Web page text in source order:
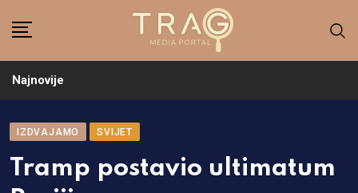
Najnovije
IZDVAJAMO SVIJET
Tramp postavio ultimatum